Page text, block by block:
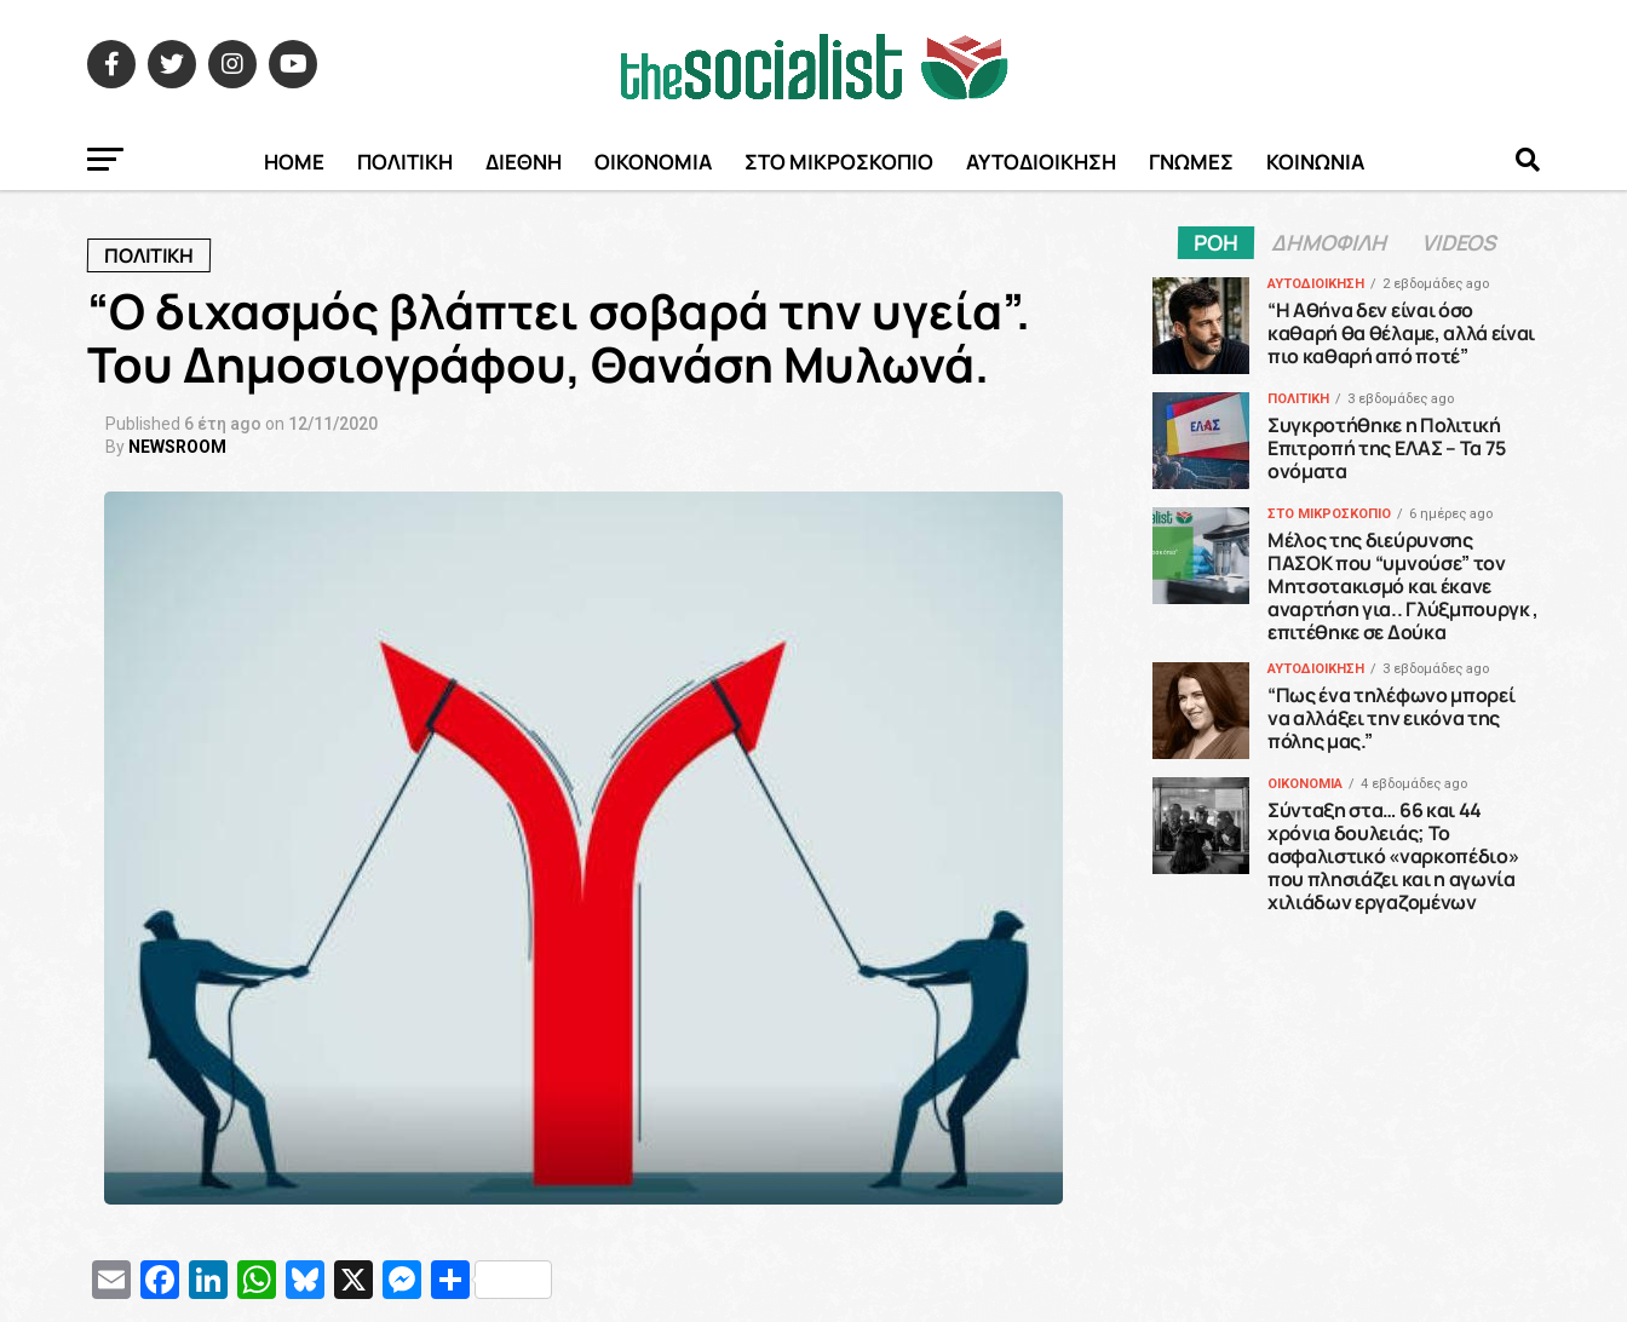
HOME ΠΟΛΙΤΙΚΗ ΔΙΕΘΝΗ ΟΙΚΟΝΟΜΙΑ ΣΤΟ ΜΙΚΡΟΣΚΟΠΙΟ ΑΥΤΟΔΙΟΙΚΗΣΗ ΓΝΩΜΕΣ ΚΟΙΝΩΝΙΑ
ΠΟΛΙΤΙΚΗ
“Ο διχασμός βλάπτει σοβαρά την υγεία”.
Του Δημοσιογράφου, Θανάση Μυλωνά.
Published 6 έτη ago on 12/11/2020
By NEWSROOM
EmailFacebook
LinkedIn
WhatsApp
Bluesky
X Messenger
Μοιραστείτε
ΡΟΗ ΔΗΜΟΦΙΛΗ VIDEOS
ΑΥΤΟΔΙΟΙΚΗΣΗ 2 εβδομάδες ago
“H Αθήνα δεν είναι όσο
καθαρή θα θέλαμε, αλλά είναι
πιο καθαρή από ποτέ”
ΠΟΛΙΤΙΚΗ 3 εβδομάδες ago
Συγκροτήθηκε η Πολιτική
Επιτροπή της ΕΛΑΣ – Τα 75
ονόματα
ΣΤΟ ΜΙΚΡΟΣΚΟΠΙΟ 6 ημέρες ago
Μέλος της διεύρυνσης
ΠΑΣΟΚ που “υμνούσε” τον
Μητσοτακισμό και έκανε
αναρτήση για.. Γλύξμπουργκ ,
επιτέθηκε σε Δούκα
ΑΥΤΟΔΙΟΙΚΗΣΗ 3 εβδομάδες ago
“Πως ένα τηλέφωνο μπορεί
να αλλάξει την εικόνα της
πόλης μας.”
ΟΙΚΟΝΟΜΙΑ 4 εβδομάδες ago
Σύνταξη στα… 66 και 44
χρόνια δουλειάς; Το
ασφαλιστικό «ναρκοπέδιο»
που πλησιάζει και η αγωνία
χιλιάδων εργαζομένων